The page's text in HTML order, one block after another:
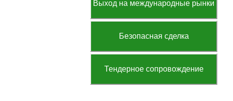
Выход на международные рынки
Безопасная сделка
Тендерное сопровождение